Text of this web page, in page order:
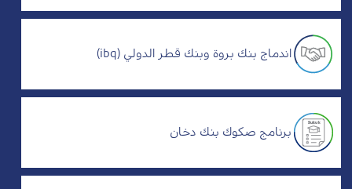
اندماج بنك بروة وبنك قطر الدولي (ibq)
برنامج صكوك بنك دخان